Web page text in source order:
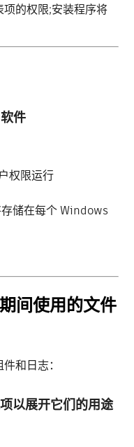
的权限;安装程序将
件
权限运行
储在每个 Windows
间使用的文件
和日志：
以展开它们的用途